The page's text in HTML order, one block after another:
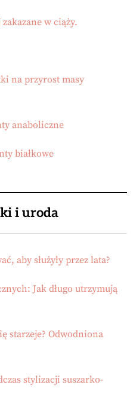
w ciąży.
na przyrost masy
anaboliczne
białkowe
i uroda
aby służyły przez lata?
Jak długo utrzymują
starzeje? Odwodniona
stylizacji suszarko-